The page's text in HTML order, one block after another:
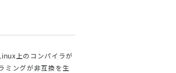
上のコンパイラが
ミングが非互換を生